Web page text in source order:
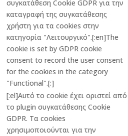
συγκατάθεση Cookie GDPR για την
καταγραφή της συγκατάθεσης
χρήστη για τα cookies στην
κατηγορία "Λειτουργικό".[:en]The
cookie is set by GDPR cookie
consent to record the user consent
for the cookies in the category
"Functional".[:]
[:el]Αυτό το cookie έχει οριστεί από
το plugin συγκατάθεσης Cookie
GDPR. Τα cookies
χρησιμοποιούνται για την